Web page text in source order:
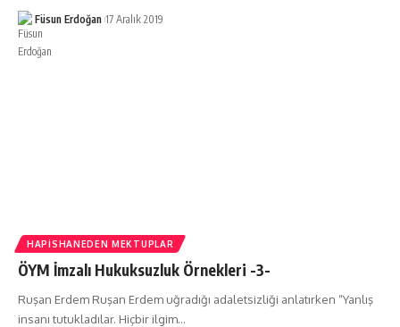
Füsun Erdoğan 17 Aralık 2019
HAPISHANEDEN MEKTUPLAR
ÖYM İmzalı Hukuksuzluk Örnekleri -3-
Ruşan Erdem Ruşan Erdem uğradığı adaletsizliği anlatırken “Yanlış
insanı tutukladılar. Hiçbir ilgim…